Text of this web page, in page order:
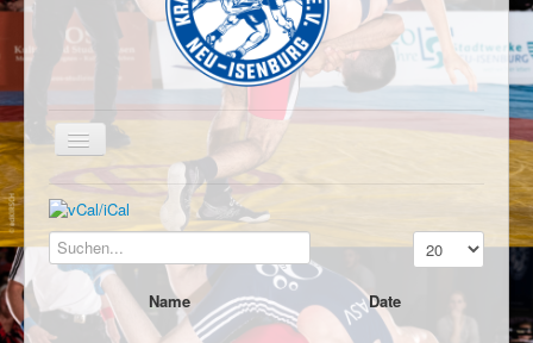
Startseite
Der Verein
Training
Berichte
Anzeige #
Name Date